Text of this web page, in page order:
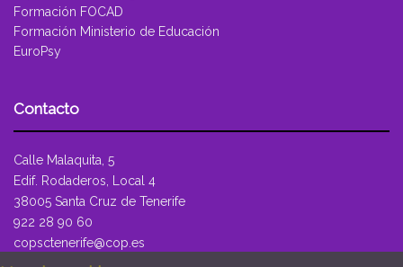
Formación FOCAD
Formación Ministerio de Educación
EuroPsy
Contacto
Calle Malaquita, 5
Edif. Rodaderos, Local 4
38005 Santa Cruz de Tenerife
922 28 90 60
copsctenerife@cop.es